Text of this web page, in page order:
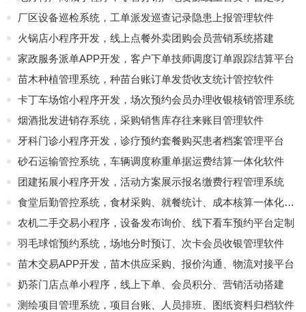
厂区设备巡检系统，工单派发巡查记录隐患上报管理软件
火锅店小程序开发，线上点餐外卖团购会员营销系统搭建
家政服务派单APP开发，客户下单技师调度订单跟踪结算平台
苗木种植管理系统，种苗台账订单发货收支统计管控软件
卡丁车场馆小程序开发，场次预约会员办理收银核销管理系统
烟酒批发进销存系统，采购销售库存往来账目管理软件
牙科门诊小程序开发，诊疗预约套餐购买患者档案管理平台
砂石运输管控系统，车辆调度称重单据运费结算一体化软件
团建拓展小程序开发，活动方案展示报名缴费行程管理系统
食堂后勤管控系统，食材采购、就餐统计、成本核算一体化软件
农机二手交易小程序，设备发布询价、线下看车预约平台定制
羽毛球馆预约系统，场地分时预订、次卡会员收银管理软件
苗木交易APP开发，苗木供应采购、报价沟通、物流对接平台
奶茶门店点单小程序，线上下单、会员积分、营销活动搭建
测绘项目管理系统，项目台账、人员排班、图纸资料归档软件